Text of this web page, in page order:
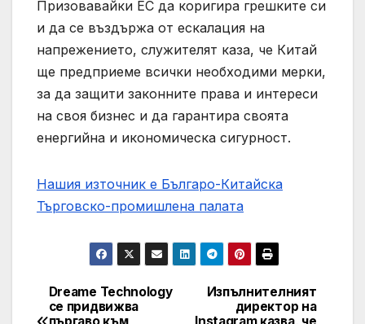
Призовавайки ЕС да коригира грешките си
и да се въздържа от ескалация на
напрежението, служителят каза, че Китай
ще предприеме всички необходими мерки,
за да защити законните права и интереси
на своя бизнес и да гарантира своята
енергийна и икономическа сигурност.
Нашия източник е Българо-Китайска
Търговско-промишлена палaта
Post
Изпълнителният
директор на
Dreame Technology
се придвижва